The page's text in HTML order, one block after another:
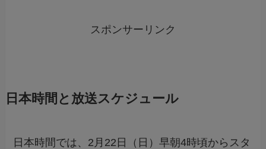
スポンサーリンク
日本時間と放送スケジュール
日本時間では、2月22日（日）早朝4時頃からスタ